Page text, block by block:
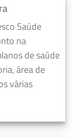
Saúde
na
de saúde
área de
várias